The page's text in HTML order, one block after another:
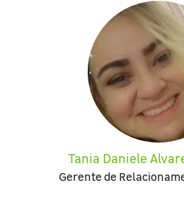
Tania Daniele
Gerente de